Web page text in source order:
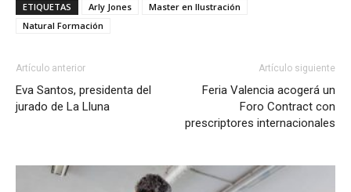
ETIQUETAS Arly Jones
Master en Ilustración
Natural Formación
Artículo anterior
Eva Santos, presidenta del
jurado de La Lluna
Artículo siguiente
Feria Valencia acogerá un
Foro Contract con
prescriptores internacionales